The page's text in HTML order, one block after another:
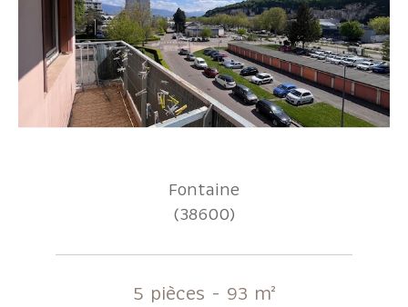
Fontaine
(38600)
5 pièces - 93 m²